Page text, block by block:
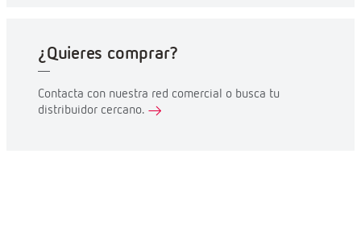
¿Quieres comprar?
Contacta con nuestra red comercial o busca tu
distribuidor cercano.